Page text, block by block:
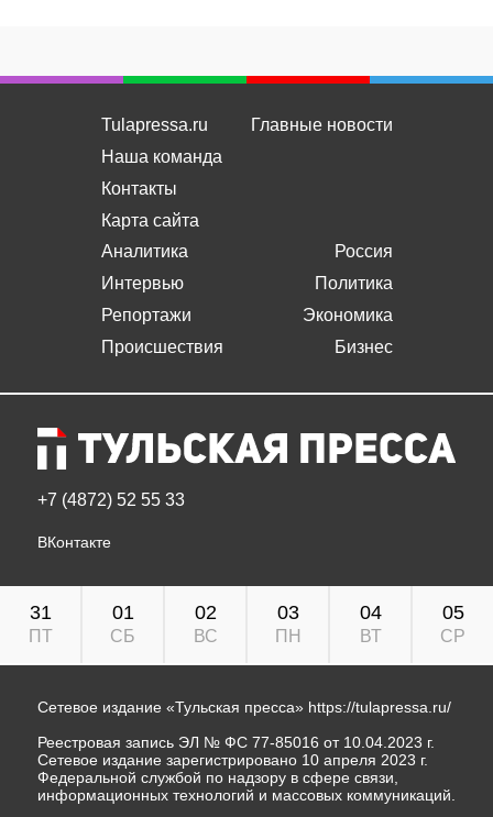
Tulapressa.ru
Наша команда
Контакты
Карта сайта
Главные новости
Аналитика
Интервью
Репортажи
Происшествия
Россия
Политика
Экономика
Бизнес
+7 (4872) 52 55 33
ВКонтакте
31
ПТ
01
СБ
02
ВС
03
ПН
04
ВТ
05
СР
Сетевое издание «Тульская пресса» https://tulapressa.ru/
Реестровая запись ЭЛ № ФС 77-85016 от 10.04.2023 г.
Сетевое издание зарегистрировано 10 апреля 2023 г.
Федеральной службой по надзору в сфере связи,
информационных технологий и массовых коммуникаций.